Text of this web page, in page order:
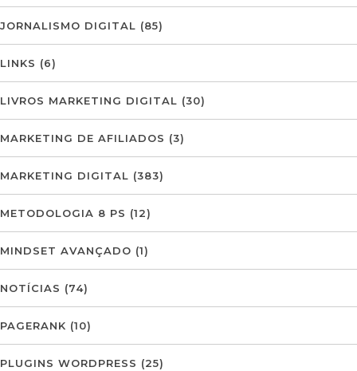
JORNALISMO DIGITAL (85)
LINKS (6)
LIVROS MARKETING DIGITAL (30)
MARKETING DE AFILIADOS (3)
MARKETING DIGITAL (383)
METODOLOGIA 8 PS (12)
MINDSET AVANÇADO (1)
NOTÍCIAS (74)
PAGERANK (10)
PLUGINS WORDPRESS (25)